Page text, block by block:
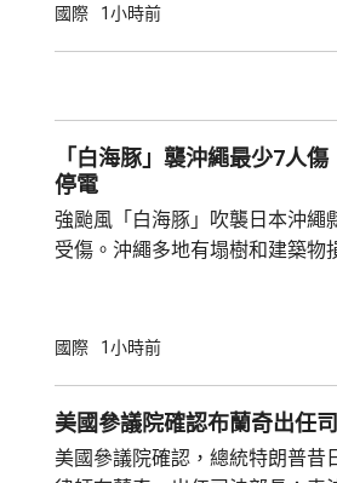
討，表達對升級伊朗軍事行動的
可能實現。他們希望讓特朗普意
小規模的軍事升級也可能引發負
國際 1小時前
「白海豚」襲沖繩最少7人
停電
強颱風「白海豚」吹襲日本沖繩
受傷。沖繩多地有塌樹和建築物
縣奄美群島亦有近4萬戶停電，幾
最大風速每小時162公里，陣風最
時216公里。沖繩部分地區24小
國際 1小時前
美國參議院確認布蘭奇出任
美國參議院確認，總統特朗普昔